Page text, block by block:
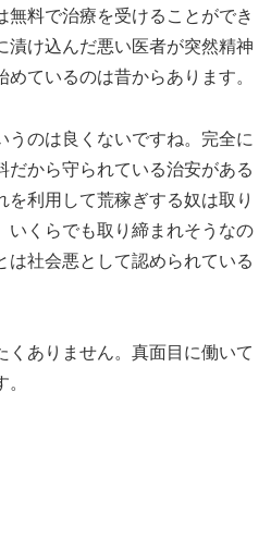
無料で治療を受けることができ
漬け込んだ悪い医者が突然精神
ているのは昔からあります。
うのは良くないですね。完全に
だから守られている治安がある
を利用して荒稼ぎする奴は取り
いくらでも取り締まれそうなの
は社会悪として認められている
くありません。真面目に働いて